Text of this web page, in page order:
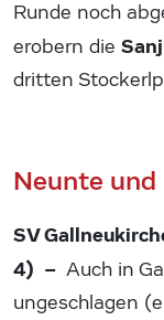
Runde noch
erobern die
dritten
Neunte
SV
4) – Auch in
ungeschlagen